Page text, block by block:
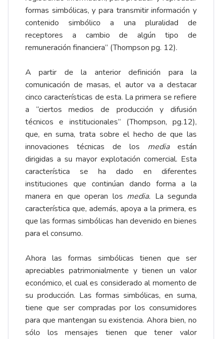
formas simbólicas, y para transmitir información y
contenido simbólico a una pluralidad de
receptores a cambio de algún tipo de
remuneración financiera” (Thompson pg. 12).
A partir de la anterior definición para la
comunicación de masas, el autor va a destacar
cinco características de esta. La primera se refiere
a “ciertos medios de producción y difusión
técnicos e institucionales” (Thompson, pg.12),
que, en suma, trata sobre el hecho de que las
innovaciones técnicas de los mediaestán
dirigidas a su mayor explotación comercial. Esta
característica se ha dado en diferentes
instituciones que continúan dando forma a la
manera en que operan los media. La segunda
característica que, además, apoya a la primera, es
que las formas simbólicas han devenido en bienes
para el consumo.
Ahora las formas simbólicas tienen que ser
apreciables patrimonialmente y tienen un valor
económico, el cual es considerado al momento de
su producción. Las formas simbólicas, en suma,
tiene que ser compradas por los consumidores
para que mantengan su existencia. Ahora bien, no
sólo los mensajes tienen que tener valor